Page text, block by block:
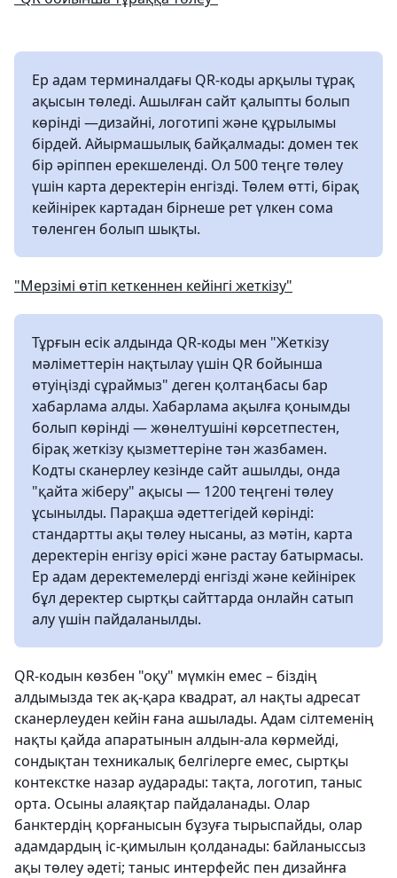
Ер адам терминалдағы QR-коды арқылы тұрақ
ақысын төледі. Ашылған сайт қалыпты болып
көрінді —дизайні, логотипі және құрылымы
бірдей. Айырмашылық байқалмады: домен тек
бір әріппен ерекшеленді. Ол 500 теңге төлеу
үшін карта деректерін енгізді. Төлем өтті, бірақ
кейінірек картадан бірнеше рет үлкен сома
төленген болып шықты.
"Мерзімі өтіп кеткеннен кейінгі жеткізу"
Тұрғын есік алдында QR-коды мен "Жеткізу
мәліметтерін нақтылау үшін QR бойынша
өтуіңізді сұраймыз" деген қолтаңбасы бар
хабарлама алды. Хабарлама ақылға қонымды
болып көрінді — жөнелтушіні көрсетпестен,
бірақ жеткізу қызметтеріне тән жазбамен.
Кодты сканерлеу кезінде сайт ашылды, онда
"қайта жіберу" ақысы — 1200 теңгені төлеу
ұсынылды. Парақша әдеттегідей көрінді:
стандартты ақы төлеу нысаны, аз мәтін, карта
деректерін енгізу өрісі және растау батырмасы.
Ер адам деректемелерді енгізді және кейінірек
бұл деректер сыртқы сайттарда онлайн сатып
алу үшін пайдаланылды.
QR-кодын көзбен "оқу" мүмкін емес – біздің
алдымызда тек ақ-қара квадрат, ал нақты адресат
сканерлеуден кейін ғана ашылады. Адам сілтеменің
нақты қайда апаратынын алдын-ала көрмейді,
сондықтан техникалық белгілерге емес, сыртқы
контекстке назар аударады: тақта, логотип, таныс
орта. Осыны алаяқтар пайдаланады. Олар
банктердің қорғанысын бұзуға тырыспайды, олар
адамдардың іс-қимылын қолданады: байланыссыз
ақы төлеу әдеті; таныс интерфейс пен дизайнға